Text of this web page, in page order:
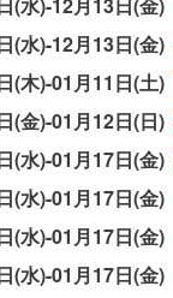
(水)-12月13日(金)
(水)-12月13日(金)
(木)-01月11日(土)
(金)-01月12日(日)
(水)-01月17日(金)
(水)-01月17日(金)
(水)-01月17日(金)
(水)-01月17日(金)